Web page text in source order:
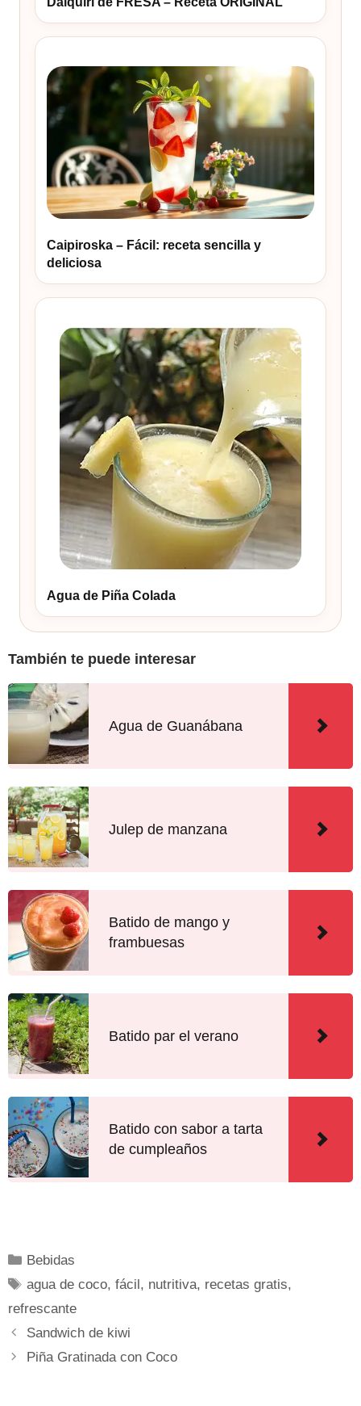
Caipiroska – Fácil: receta sencilla y
deliciosa
Agua de Piña Colada
También te puede interesar
Agua de Guanábana
Julep de manzana
Batido de mango y
frambuesas
Batido par el verano
Batido con sabor a tarta
de cumpleaños
Bebidas
agua de coco,fácil , nutritiva, recetas gratis,
refrescante
Sandwich de kiwi
Piña Gratinada con Coco